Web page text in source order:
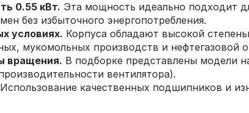
0.55 кВт. Эта мощность идеально подходит
без избыточного энергопотребления.
условиях. Корпуса обладают высокой
мукомольных производств и нефтегазовой
вращения. В подборке представлены модели
вентилятора).
Использование качественных подшипников и